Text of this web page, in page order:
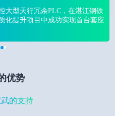
大型天行冗余PLC，在湛江钢铁
化提升项目中成功实现首台套应
优势
的支持